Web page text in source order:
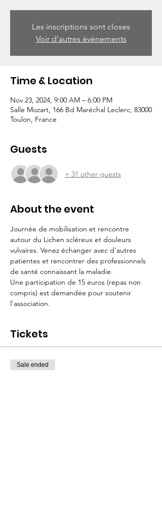
Les inscriptions sont closes
Voir d'autres événements
Time & Location
Nov 23, 2024, 9:00 AM – 6:00 PM
Salle Mozart, 166 Bd Maréchal Leclerc, 83000
Toulon, France
Guests
+ 31 other guests
About the event
Journée de mobilisation et rencontre
autour du Lichen scléreux et douleurs
vulvaires. Venez échanger avec d'autres
patientes et rencontrer des professionnels
de santé connaissant la maladie.
Une participation de 15 euros (repas non
compris) est demandée pour soutenir
l'association.
Tickets
Sale ended